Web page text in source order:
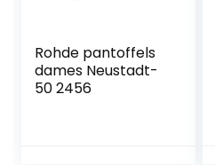
Rohde pantoffels
dames Neustadt-
50 2456